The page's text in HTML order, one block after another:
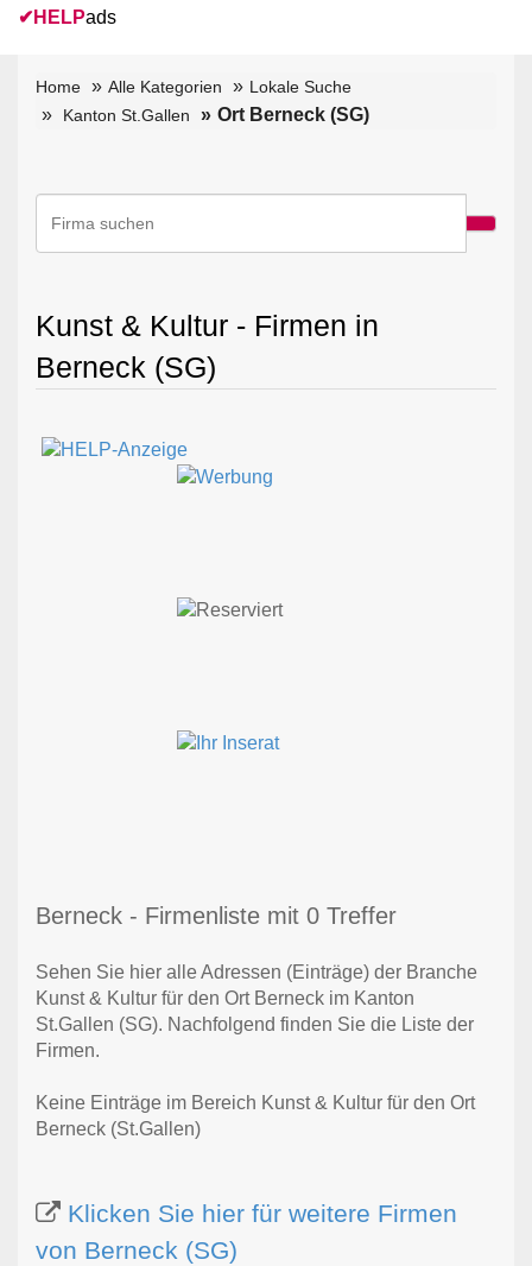
✔ HELPads
Home Alle Kategorien
Lokale Suche
Kanton St.Gallen
Ort Berneck (SG)
Kunst & Kultur - Firmen in
Berneck (SG)
Berneck - Firmenliste mit 0 Treffer
Sehen Sie hier alle Adressen (Einträge) der Branche
Kunst & Kultur für den Ort Berneck im Kanton
St.Gallen (SG). Nachfolgend finden Sie die Liste der
Firmen.
Keine Einträge im Bereich Kunst & Kultur für den Ort
Berneck (St.Gallen)
Klicken Sie hier für weitere Firmen
von Berneck (SG)